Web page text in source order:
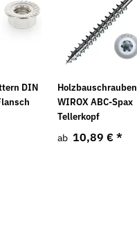
DIN
Holzbauschrauben
WIROX ABC-Spax
Tellerkopf
ab 10,89 € *